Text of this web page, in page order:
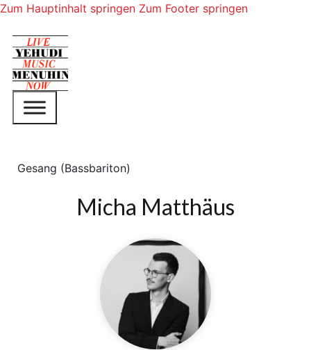
Zum Hauptinhalt springen Zum Footer springen
Gesang (Bassbariton)
Micha Matthäus